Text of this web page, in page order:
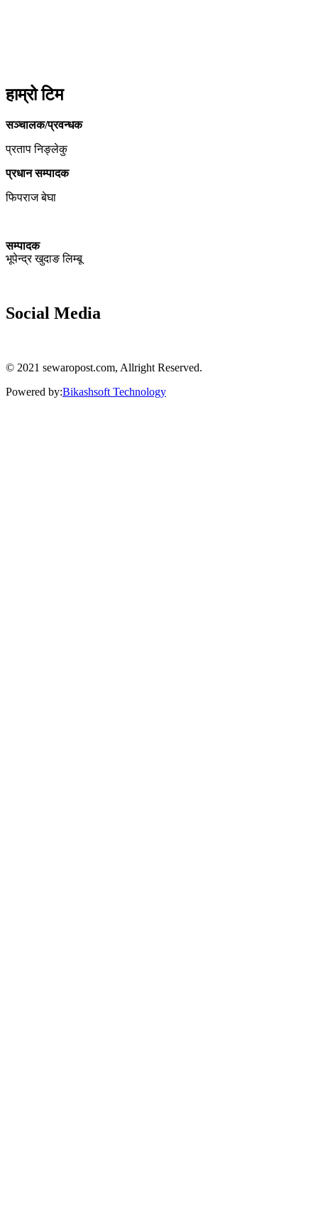
हाम्रो टिम
सञ्चालक/प्रवन्धक
प्रताप निङ्लेकु
प्रधान सम्पादक
फिपराज बेघा
सम्पादक
भूपेन्द्र खुदाङ लिम्बू
Social Media
© 2021 sewaropost.com, Allright Reserved.
Powered by:Bikashsoft Technology